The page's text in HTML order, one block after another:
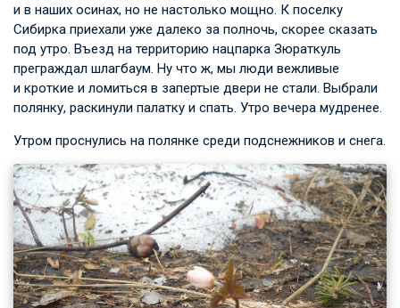
и в наших осинах, но не настолько мощно. К поселку
Сибирка приехали уже далеко за полночь, скорее сказать
под утро. Въезд на территорию нацпарка Зюраткуль
преграждал шлагбаум. Ну что ж, мы люди вежливые
и кроткие и ломиться в запертые двери не стали. Выбрали
полянку, раскинули палатку и спать. Утро вечера мудренее.
Утром проснулись на полянке среди подснежников и снега.